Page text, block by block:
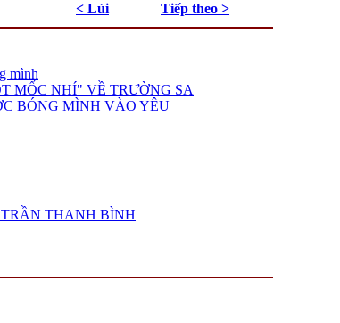
< Lùi Tiếp theo >
mình
MỐC NHÍ" VỀ TRƯỜNG SA
BÓNG MÌNH VÀO YÊU
THANH BÌNH